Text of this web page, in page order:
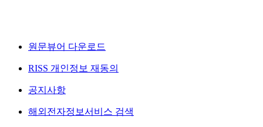
원문뷰어 다운로드
RISS 개인정보 재동의
공지사항
해외전자정보서비스 검색